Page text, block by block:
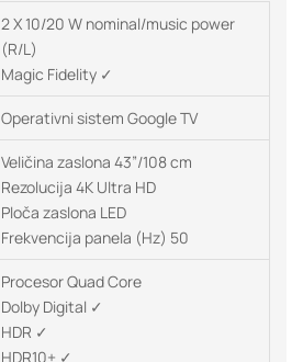
2 X 10/20 W nominal/music power
(R/L)
Magic Fidelity ✓
Operativni sistem Google TV
Veličina zaslona 43”/108 cm
Rezolucija 4K Ultra HD
Ploča zaslona LED
Frekvencija panela (Hz) 50
Procesor Quad Core
Dolby Digital ✓
HDR ✓
HDR10+ ✓